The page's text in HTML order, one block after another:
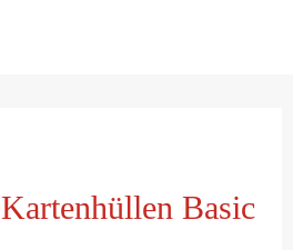
Kartenhüllen Basic